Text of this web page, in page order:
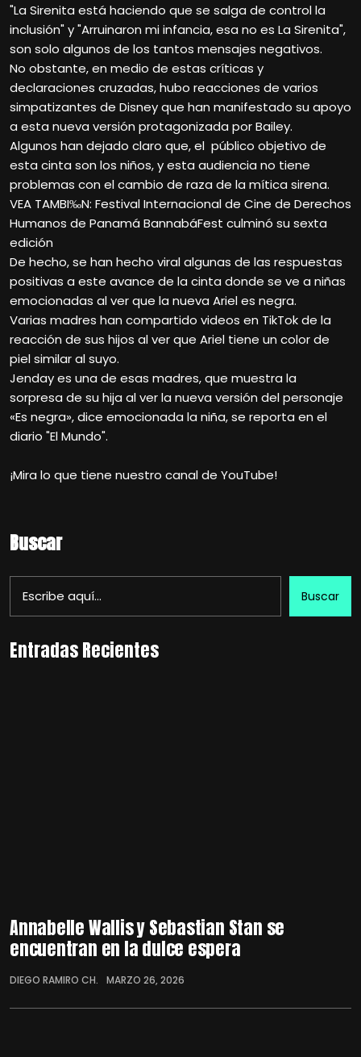
"La Sirenita está haciendo que se salga de control la
inclusión" y "Arruinaron mi infancia, esa no es La Sirenita",
son solo algunos de los tantos mensajes negativos.
No obstante, en medio de estas críticas y
declaraciones cruzadas, hubo reacciones de varios
simpatizantes de Disney que han manifestado su apoyo
a esta nueva versión protagonizada por Bailey.
Algunos han dejado claro que, el público objetivo de
esta cinta son los niños, y esta audiencia no tiene
problemas con el cambio de raza de la mítica sirena.
VEA TAMBI‰N: Festival Internacional de Cine de Derechos
Humanos de Panamá BannabáFest culminó su sexta
edición
De hecho, se han hecho viral algunas de las respuestas
positivas a este avance de la cinta donde se ve a niñas
emocionadas al ver que la nueva Ariel es negra.
Varias madres han compartido videos en TikTok de la
reacción de sus hijos al ver que Ariel tiene un color de
piel similar al suyo.
Jenday es una de esas madres, que muestra la
sorpresa de su hija al ver la nueva versión del personaje
«Es negra», dice emocionada la niña, se reporta en el
diario "El Mundo".
¡Mira lo que tiene nuestro canal de YouTube!
Buscar
Buscar
Entradas Recientes
Annabelle Wallis y Sebastian Stan se
encuentran en la dulce espera
DIEGO RAMIRO CH. MARZO 26, 2026